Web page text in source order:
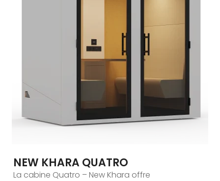
NEW KHARA QUATRO
La cabine Quatro – New Khara offre